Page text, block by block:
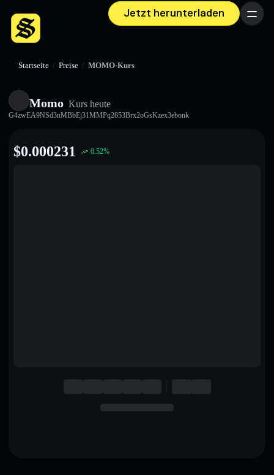
Jetzt herunterladen Menü
Startseite / Preise / MOMO-Kurs
Momo Kurs heute
G4zwEA9NSd3nMBbEj31MMPq2853Brx2oGsKzex3ebonk
$0.000231 0.52%